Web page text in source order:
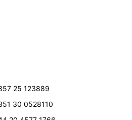
25 123889
30 0528110